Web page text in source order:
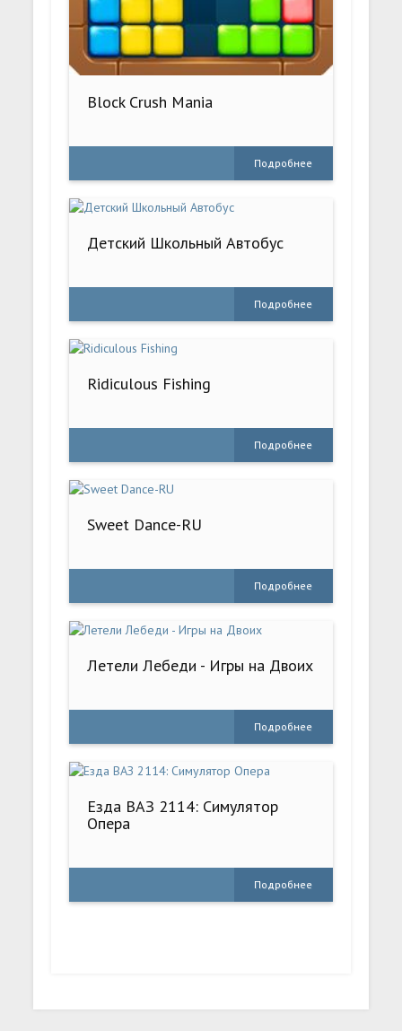
Block Crush Mania
Подробнее
Детский Школьный Автобус
Подробнее
Ridiculous Fishing
Подробнее
Sweet Dance-RU
Подробнее
Летели Лебеди - Игры на Двоих
Подробнее
Езда ВАЗ 2114: Симулятор
Опера
Подробнее